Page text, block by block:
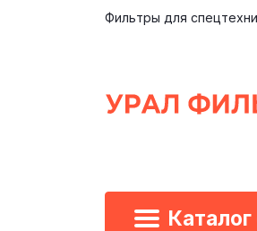
Фильтры для